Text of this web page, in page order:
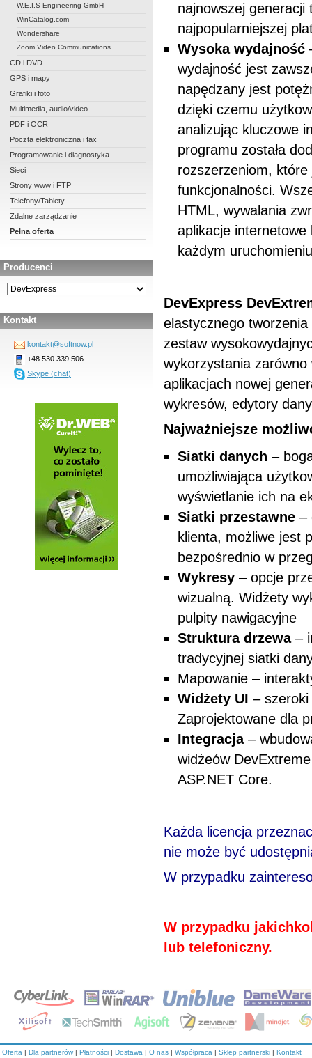
W.E.I.S Engineering GmbH
WinCatalog.com
Wondershare
Zoom Video Communications
CD i DVD
GPS i mapy
Grafiki i foto
Multimedia, audio/video
PDF i OCR
Poczta elektroniczna i fax
Programowanie i diagnostyka
Sieci
Strony www i FTP
Telefony/Tablety
Zdalne zarządzanie
Pełna oferta
Producenci
Kontakt
kontakt@softnow.pl
+48 530 339 506
Skype (chat)
najnowszej
najpopularniejszej
Wysoka wydajność
wydajność jest
napędzany jest
dzięki czemu
analizując kluczowe
programu została
rozszerzeniom,
funkcjonalności.
HTML, wywalania
aplikacje
każdym
DevExpress
elastycznego
zestaw
wykorzystania
aplikacjach nowej
wykresów, edytory
Najważniejsze
Siatki danych –
umożliwiająca
wyświetlanie ich na
Siatki przestawne –
klienta, możliwe jest
bezpośrednio w
Wykresy – opcje
wizualną. Widżety
pulpity nawigacyjne
Struktura drzewa –
tradycyjnej siatki
Mapowanie –
Widżety UI – szeroki
Zaprojektowane dla
Integracja–
widżeów
ASP.NET Core.
Każda licencja
nie może być
W przypadku
W przypadku
lub telefoniczny.
Oferta | Dla partnerów | Płatności | Dostawa | O nas | Współpraca | Sklep partnerski | Kontakt